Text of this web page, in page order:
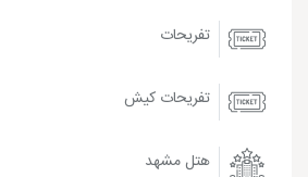
تفریحات
تفریحات کیش
هتل مشهد